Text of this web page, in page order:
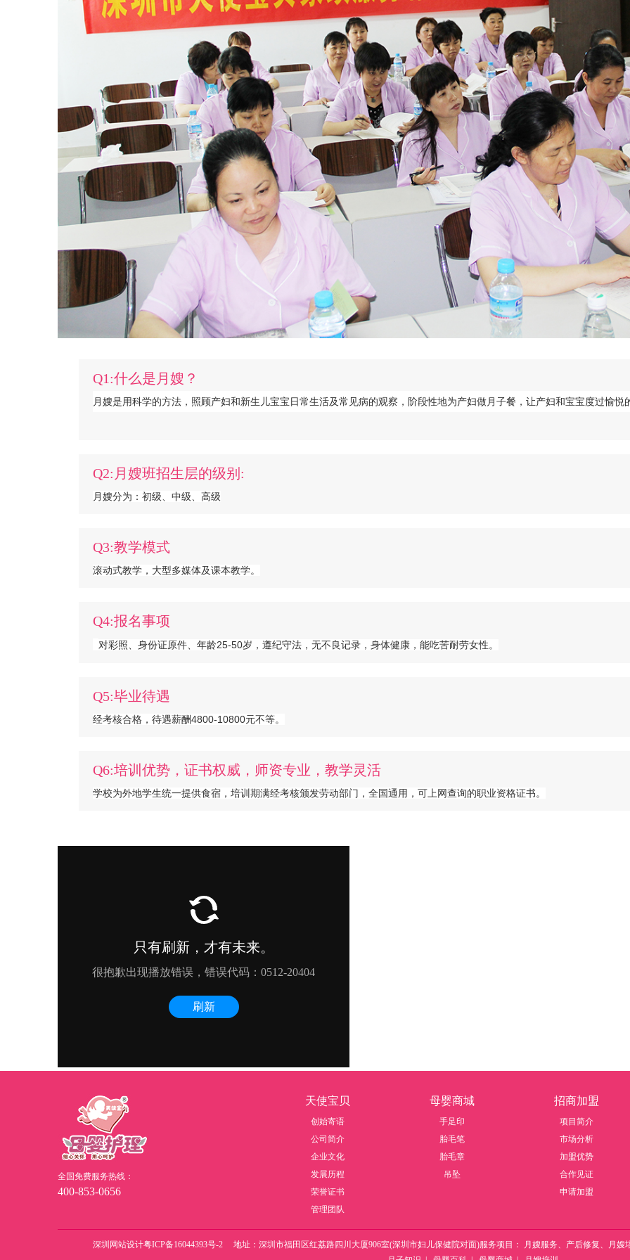
Q1:什么是月嫂？
月嫂是用科学的方法，照顾产妇和新生儿宝宝日常生活及常见病的观察，阶段性地为产妇做月子餐，让产妇和宝宝度过愉悦
Q2:月嫂班招生层的级别:
月嫂分为：初级、中级、高级
Q3:教学模式
滚动式教学，大型多媒体及课本教学。
Q4:报名事项
对彩照、身份证原件、年龄25-50岁，遵纪守法，无不良记录，身体健康，能吃苦耐劳女性。
Q5:毕业待遇
经考核合格，待遇薪酬4800-10800元不等。
Q6:培训优势，证书权威，师资专业，教学灵活
学校为外地学生统一提供食宿，培训期满经考核颁发劳动部门，全国通用，可上网查询的职业资格证书。
全国免费服务热线：
400-853-0656
天使宝贝
创始寄语
公司简介
企业文化
发展历程
荣誉证书
管理团队
母婴商城
手足印
胎毛笔
胎毛章
吊坠
招商加盟
项目简介
市场分析
加盟优势
合作见证
申请加盟
深圳网站设计粤ICP备16044393号-2 地址：深圳市福田区红荔路四川大厦906室(深圳市妇儿保健院对面)服务项目： 月嫂服务、产后修复、月嫂